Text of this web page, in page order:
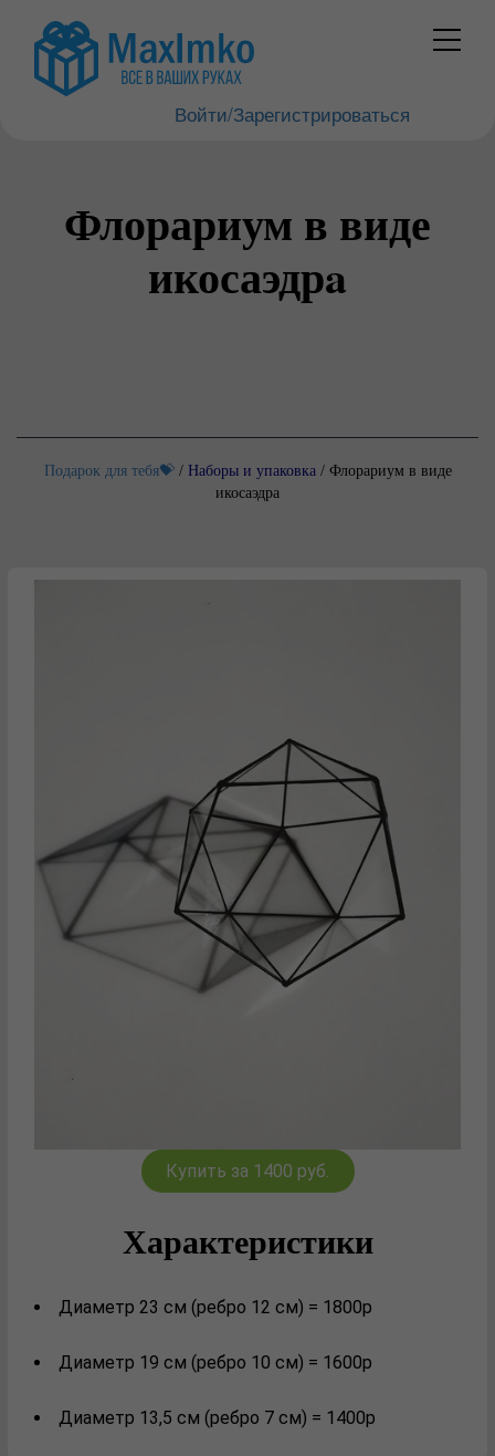
Войти/Зарегистрироваться
Флорариум в виде
икосаэдрa
Подарок для тебя💝/ Наборы и упаковка/ Флорариум в виде
икосаэдрa
Купить за 1400 руб.
Характеристики
Диаметр 23 см (ребро 12 см) = 1800р
Диаметр 19 см (ребро 10 см) = 1600р
Диаметр 13,5 см (ребро 7 см) = 1400р